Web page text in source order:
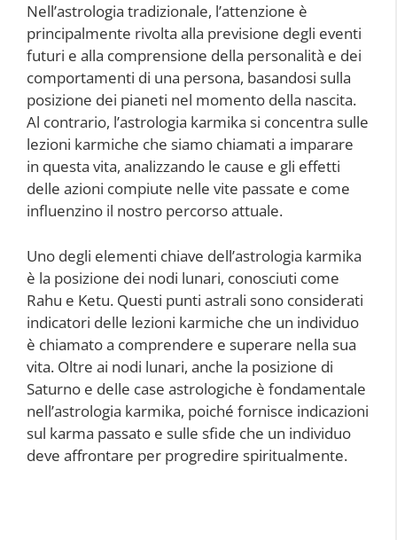
Nell’astrologia tradizionale, l’attenzione è
principalmente rivolta alla previsione degli eventi
futuri e alla comprensione della personalità e dei
comportamenti di una persona, basandosi sulla
posizione dei pianeti nel momento della nascita.
Al contrario, l’astrologia karmika si concentra sulle
lezioni karmiche che siamo chiamati a imparare
in questa vita, analizzando le cause e gli effetti
delle azioni compiute nelle vite passate e come
influenzino il nostro percorso attuale.
Uno degli elementi chiave dell’astrologia karmika
è la posizione dei nodi lunari, conosciuti come
Rahu e Ketu. Questi punti astrali sono considerati
indicatori delle lezioni karmiche che un individuo
è chiamato a comprendere e superare nella sua
vita. Oltre ai nodi lunari, anche la posizione di
Saturno e delle case astrologiche è fondamentale
nell’astrologia karmika, poiché fornisce indicazioni
sul karma passato e sulle sfide che un individuo
deve affrontare per progredire spiritualmente.